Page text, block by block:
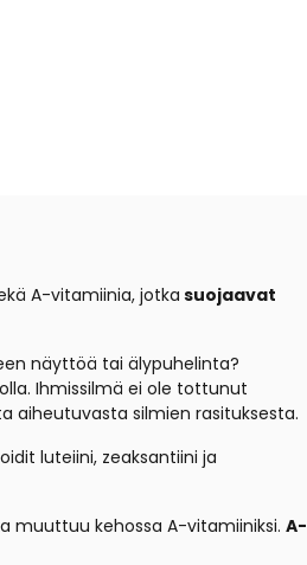
A-vitamiinia, jotka suojaavat
näyttöä tai älypuhelinta?
Ihmissilmä ei ole tottunut
aiheutuvasta silmien rasituksesta.
luteiini, zeaksantiini ja
muuttuu kehossa A-vitamiiniksi. A-